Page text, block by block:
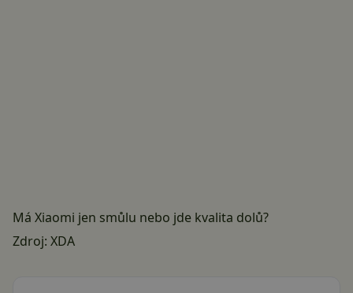
Má Xiaomi jen smůlu nebo jde kvalita dolů?
Zdroj: XDA